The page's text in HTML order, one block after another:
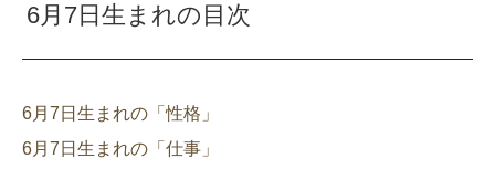
6月7日生まれの目次
6月7日生まれの「性格」
6月7日生まれの「仕事」